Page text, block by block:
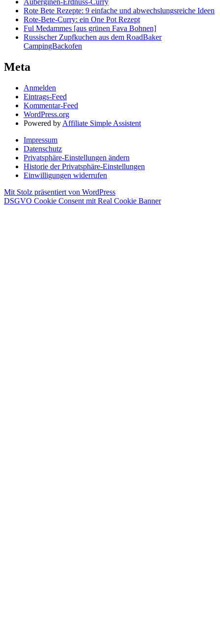
Auberginen-Erdnuss-Curry
Rote Bete Rezepte: 9 einfache und abwechslungsreiche Ideen
Rote-Bete-Curry: ein One Pot Rezept
Ful Medammes [aus grünen Fava Bohnen]
Russischer Zupfkuchen aus dem RoadBaker
CampingBackofen
Meta
Anmelden
Eintrags-Feed
Kommentar-Feed
WordPress.org
Powered by Affiliate Simple Assistent
Impressum
Datenschutz
Privatsphäre-Einstellungen ändern
Historie der Privatsphäre-Einstellungen
Einwilligungen widerrufen
Mit Stolz präsentiert von WordPress
DSGVO Cookie Consent mit Real Cookie Banner